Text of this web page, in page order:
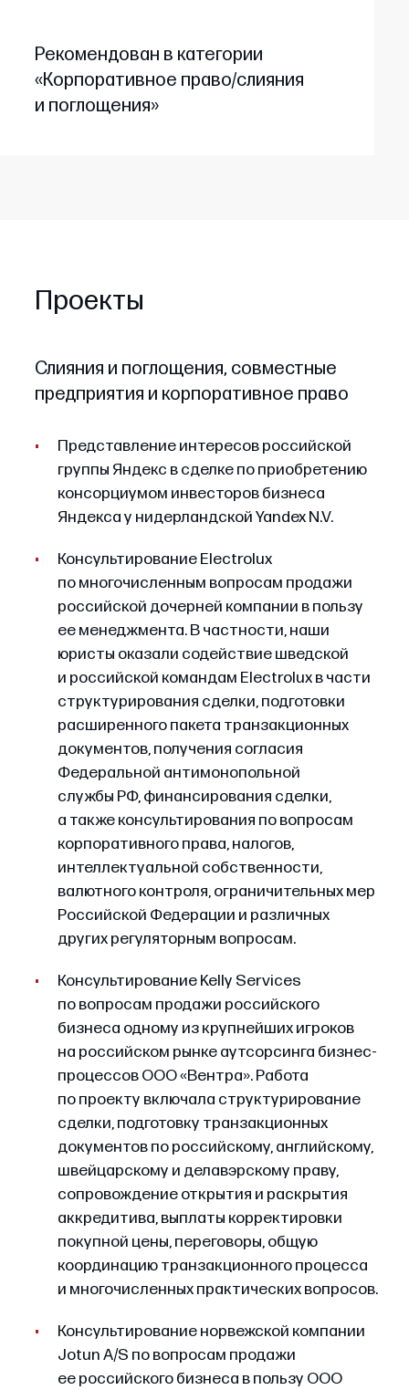
Рекомендован в категории
«Корпоративное право/слияния
и поглощения»
Проекты
Слияния и поглощения, совместные
предприятия и корпоративное право
Представление интересов российской
группы Яндекс в сделке по приобретению
консорциумом инвесторов бизнеса
Яндекса у нидерландской Yandex N.V.
Консультирование Electrolux
по многочисленным вопросам продажи
российской дочерней компании в пользу
ее менеджмента. В частности, наши
юристы оказали содействие шведской
и российской командам Electrolux в части
структурирования сделки, подготовки
расширенного пакета транзакционных
документов, получения согласия
Федеральной антимонопольной
службы РФ, финансирования сделки,
а также консультирования по вопросам
корпоративного права, налогов,
интеллектуальной собственности,
валютного контроля, ограничительных мер
Российской Федерации и различных
других регуляторным вопросам.
Консультирование Kelly Services
по вопросам продажи российского
бизнеса одному из крупнейших игроков
на российском рынке аутсорсинга бизнес-
процессов ООО «Вентра». Работа
по проекту включала структурирование
сделки, подготовку транзакционных
документов по российскому, английскому,
швейцарскому и делавэрскому праву,
сопровождение открытия и раскрытия
аккредитива, выплаты корректировки
покупной цены, переговоры, общую
координацию транзакционного процесса
и многочисленных практических вопросов.
Консультирование норвежской компании
Jotun A/S по вопросам продажи
ее российского бизнеса в пользу ООО